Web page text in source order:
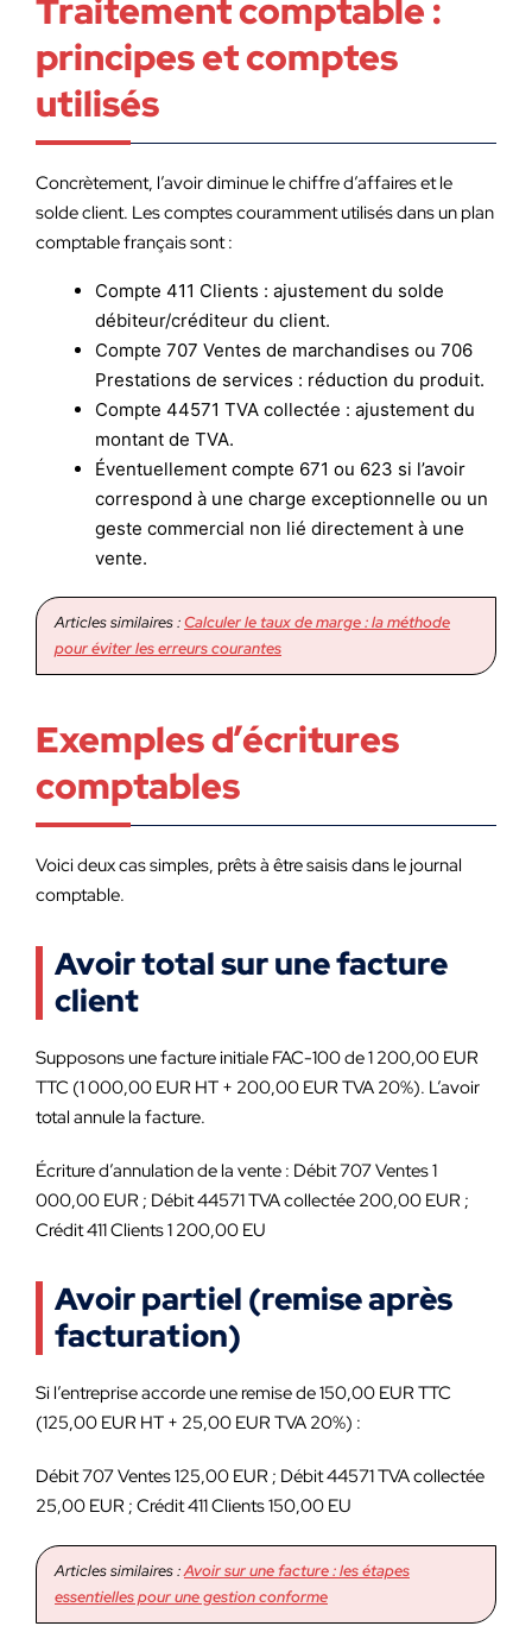
Traitement comptable :
principes et comptes
utilisés
Concrètement, l’avoir diminue le chiffre d’affaires et le
solde client. Les comptes couramment utilisés dans un plan
comptable français sont :
Compte 411 Clients : ajustement du solde
débiteur/créditeur du client.
Compte 707 Ventes de marchandises ou 706
Prestations de services : réduction du produit.
Compte 44571 TVA collectée : ajustement du
montant de TVA.
Éventuellement compte 671 ou 623 si l’avoir
correspond à une charge exceptionnelle ou un
geste commercial non lié directement à une
vente.
Articles similaires :Calculer le taux de marge : la méthode
pour éviter les erreurs courantes
Exemples d’écritures
comptables
Voici deux cas simples, prêts à être saisis dans le journal
comptable.
Avoir total sur une facture
client
Supposons une facture initiale FAC-100 de 1 200,00 EUR
TTC (1 000,00 EUR HT + 200,00 EUR TVA 20%). L’avoir
total annule la facture.
Écriture d’annulation de la vente : Débit 707 Ventes 1
000,00 EUR ; Débit 44571 TVA collectée 200,00 EUR ;
Crédit 411 Clients 1 200,00 EU
Avoir partiel (remise après
facturation)
Si l’entreprise accorde une remise de 150,00 EUR TTC
(125,00 EUR HT + 25,00 EUR TVA 20%) :
Débit 707 Ventes 125,00 EUR ; Débit 44571 TVA collectée
25,00 EUR ; Crédit 411 Clients 150,00 EU
Articles similaires :Avoir sur une facture : les étapes
essentielles pour une gestion conforme